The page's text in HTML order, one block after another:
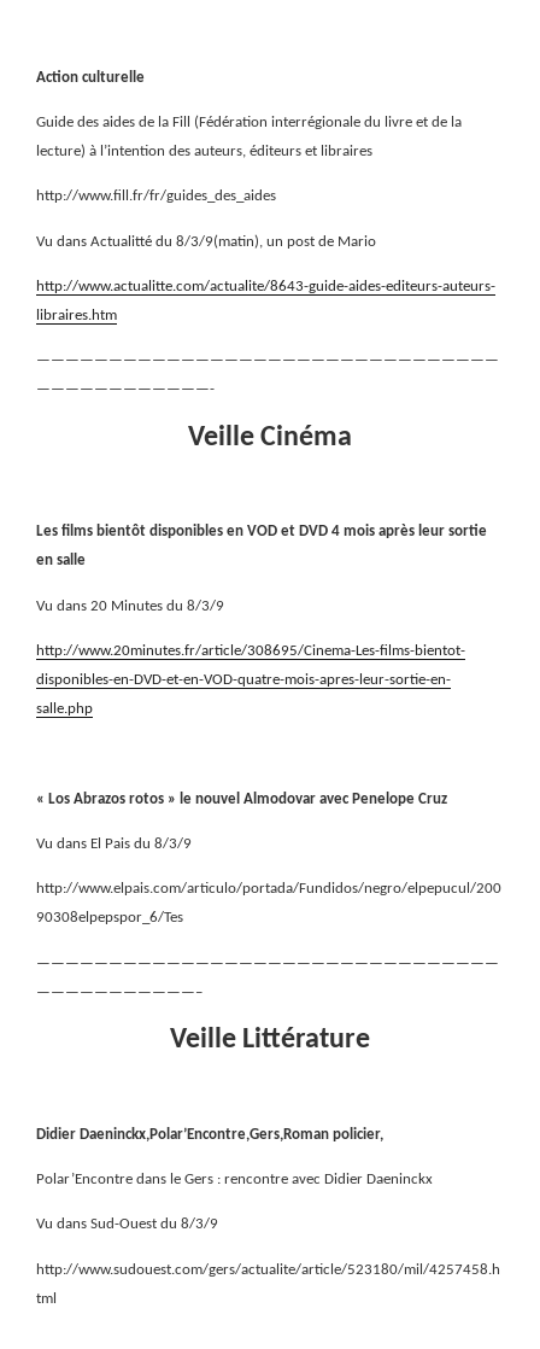
Action culturelle
Guide des aides de la Fill (Fédération interrégionale du livre et de la
lecture) à l’intention des auteurs, éditeurs et libraires
http://www.fill.fr/fr/guides_des_aides
Vu dans Actualitté du 8/3/9(matin), un post de Mario
http://www.actualitte.com/actualite/8643-guide-aides-editeurs-auteurs-
libraires.htm
————————————————————————————————
————————————-
Veille Cinéma
Les films bientôt disponibles en VOD et DVD 4 mois après leur sortie
en salle
Vu dans 20 Minutes du 8/3/9
http://www.20minutes.fr/article/308695/Cinema-Les-films-bientot-
disponibles-en-DVD-et-en-VOD-quatre-mois-apres-leur-sortie-en-
salle.php
« Los Abrazos rotos » le nouvel Almodovar avec Penelope Cruz
Vu dans El Pais du 8/3/9
http://www.elpais.com/articulo/portada/Fundidos/negro/elpepucul/200
90308elpepspor_6/Tes
————————————————————————————————
———————————–
Veille Littérature
Didier Daeninckx,Polar’Encontre,Gers,Roman policier,
Polar’Encontre dans le Gers : rencontre avec Didier Daeninckx
Vu dans Sud-Ouest du 8/3/9
http://www.sudouest.com/gers/actualite/article/523180/mil/4257458.h
tml